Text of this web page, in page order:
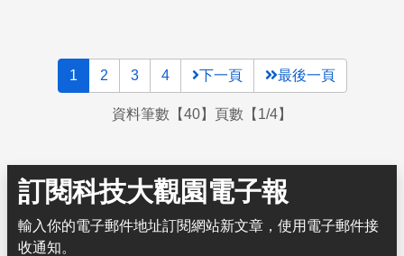
1 2 3 4 下一頁 最後一頁
資料筆數【40】頁數【1/4】
訂閱科技大觀園電子報
輸入你的電子郵件地址訂閱網站新文章，使用電子郵件接
收通知。